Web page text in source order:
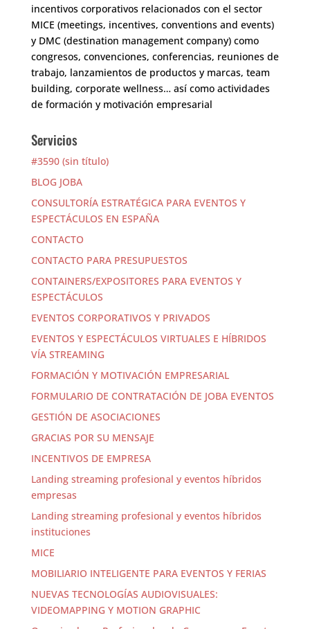
incentivos corporativos relacionados con el sector
MICE (meetings, incentives, conventions and events)
y DMC (destination management company) como
congresos, convenciones, conferencias, reuniones de
trabajo, lanzamientos de productos y marcas, team
building, corporate wellness… así como actividades
de formación y motivación empresarial
Servicios
#3590 (sin título)
BLOG JOBA
CONSULTORÍA ESTRATÉGICA PARA EVENTOS Y
ESPECTÁCULOS EN ESPAÑA
CONTACTO
CONTACTO PARA PRESUPUESTOS
CONTAINERS/EXPOSITORES PARA EVENTOS Y
ESPECTÁCULOS
EVENTOS CORPORATIVOS Y PRIVADOS
EVENTOS Y ESPECTÁCULOS VIRTUALES E HÍBRIDOS
VÍA STREAMING
FORMACIÓN Y MOTIVACIÓN EMPRESARIAL
FORMULARIO DE CONTRATACIÓN DE JOBA EVENTOS
GESTIÓN DE ASOCIACIONES
GRACIAS POR SU MENSAJE
INCENTIVOS DE EMPRESA
Landing streaming profesional y eventos híbridos
empresas
Landing streaming profesional y eventos híbridos
instituciones
MICE
MOBILIARIO INTELIGENTE PARA EVENTOS Y FERIAS
NUEVAS TECNOLOGÍAS AUDIOVISUALES:
VIDEOMAPPING Y MOTION GRAPHIC